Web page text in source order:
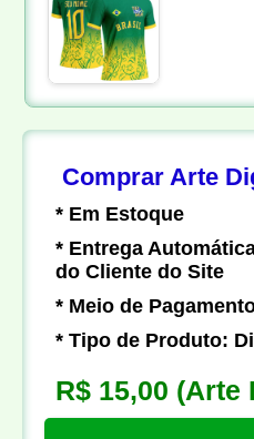
Comprar Arte
* Em Estoque
* Entrega
do Cliente do Site
* Meio de
* Tipo de Produto:
R$ 15,00 (Arte